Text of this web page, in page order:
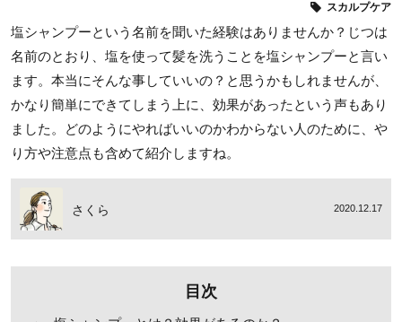
スカルプケア
塩シャンプーという名前を聞いた経験はありませんか？じつは
名前のとおり、塩を使って髪を洗うことを塩シャンプーと言い
ます。本当にそんな事していいの？と思うかもしれませんが、
かなり簡単にできてしまう上に、効果があったという声もあり
ました。どのようにやればいいのかわからない人のために、や
り方や注意点も含めて紹介しますね。
さくら 2020.12.17
目次